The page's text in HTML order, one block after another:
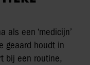
als een ‘medicijn’
geaard houdt in
bij een routine,